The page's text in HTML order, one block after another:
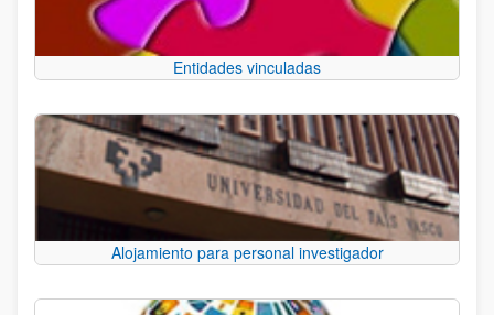
Entidades vinculadas
Alojamiento para personal investigador